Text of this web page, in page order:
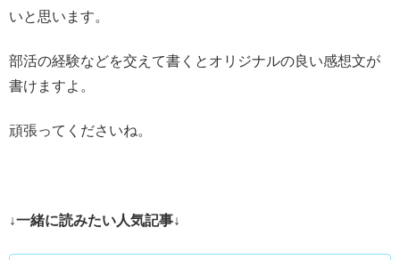
いと思います。
部活の経験などを交えて書くとオリジナルの良い感想文が
書けますよ。
頑張ってくださいね。
↓一緒に読みたい人気記事↓